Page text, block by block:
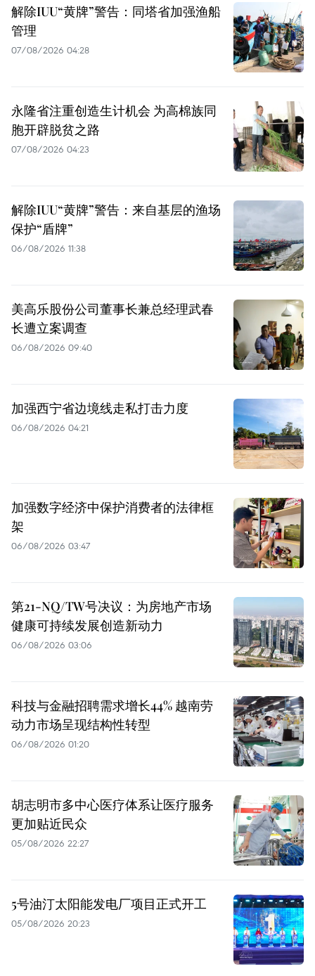
解除IUU“黄牌”警告：同塔省加强渔船
管理
07/08/2026 04:28
永隆省注重创造生计机会 为高棉族同
胞开辟脱贫之路
07/08/2026 04:23
解除IUU“黄牌”警告：来自基层的渔场
保护“盾牌”
06/08/2026 11:38
美高乐股份公司董事长兼总经理武春
长遭立案调查
06/08/2026 09:40
加强西宁省边境线走私打击力度
06/08/2026 04:21
加强数字经济中保护消费者的法律框
架
06/08/2026 03:47
第21-NQ/TW号决议：为房地产市场
健康可持续发展创造新动力
06/08/2026 03:06
科技与金融招聘需求增长44% 越南劳
动力市场呈现结构性转型
06/08/2026 01:20
胡志明市多中心医疗体系让医疗服务
更加贴近民众
05/08/2026 22:27
5号油汀太阳能发电厂项目正式开工
05/08/2026 20:23